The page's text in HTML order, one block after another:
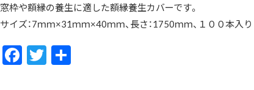
窓枠や額縁の養生に適した額縁養生カバーです。
サイズ：7ｍｍ×31ｍｍ×40ｍｍ、長さ：1750ｍｍ、１００本入り
F
ac
T
w